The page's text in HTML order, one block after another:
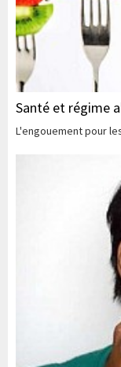
Santé et régime
L'engouement pour